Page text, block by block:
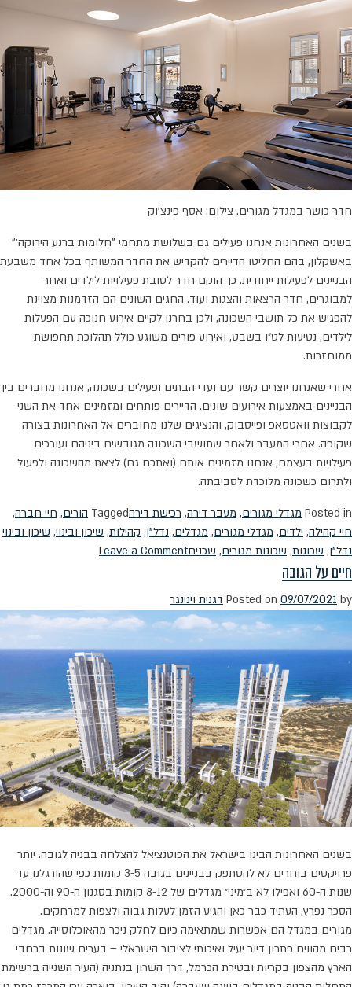
חדר כושר במגדל מגורים. צילום: אסף פינצ'וק
בשנים האחרונות אנחנו פעילים גם בשלושת מתחמי "חלומות ברנע הירוקה׳"
באשקלון, בהם החליטו הדיירים להקדיש את החדר המשותף בכל אחד משבעת
הבניינים לפעילות ייחודית. כך הוקם חדר לטובת פעילויות לילדים ואחר
למבוגרים, חדר הרצאות והצגות ועוד. החגים השונים הם הזדמנות מצוינת
להפגיש את כל תושבי השכונה, ולכן בחרנו לקיים אירוע חנוכה עם הפעלות
לילדים, נטיעות לט״ו בשבט, ואירוע פורים משוגע כולל תהלוכת תחפושת
ממוחזרות.
אחרי שאנחנו יוצרים קשר עם ועדי הבתים ופעילים בשכונה, אנחנו מחברים בין
הבניינים באמצעות אירועים שונים. הדיירים פותחים ומזמינים אחד את השני
לקבוצות וואטסאפ ופייסבוק, והנציגים שלנו מחוברים אל האחרונות בצורה
שקופה. אחרי המעבר ולאחר שתושבי השכונה מגובשים ביניהם ועורכים
פעילויות בעצמם, אנחנו מזמינים אותם (ואתכם גם) לצאת מהשכונה ולפעול
ולתרום כשכונה מלוכדת לסביבתה.
Posted in מגדלי מגורים, מעבר דירה, רכישת דירהTagged הורים, חיי חברה,
חיי קהילה, ילדים, מגדלי מגורים, מגדלים, נדל"ן, קהילות, שיכון ובינוי, שיכון ובינוי
נדל"ן, שכונות, שכונות מגורים, שכניםLeave a Comment
on
–
ובגדול
חיים על הגובה
Posted on 09/07/2021 by דגנית וינינגר
בשנים האחרונות הבינו בישראל את הפוטנציאל להצלחה בבניה לגובה. יותר
פרויקטים בוחרים לא להסתפק בבניינים בגובה 3-5 קומות כפי שהורגלנו עד
שנות ה-60 ואפילו לא ב״מיני״ מגדלים של 8-12 קומות בסגנון ה-90 וה-2000.
הסכר נפרץ, העתיד כבר כאן והגיע הזמן לעלות גבוה ולצפות למרחקים.
מגורים במגדל הם אפשרות שמתאימה כיום לחלק ניכר מהאוכלוסייה. מגדלים
רבים מהווים פתרון דיור יעיל ואיכותי לציבור הישראלי – בערים שונות ברחבי
הארץ מהצפון בקריות ובטירת הכרמל, דרך השרון בנתניה (העיר השנייה ברשימת